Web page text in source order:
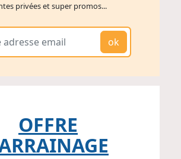
privées et super promos...
ok
OFFRE